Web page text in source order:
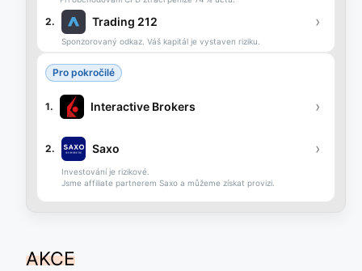
2. Trading 212 ›
Sponzorovaný odkaz. Váš kapitál je vystaven riziku.
Pro pokročilé
1. Interactive Brokers ›
2. Saxo ›
Investování je rizikové.
Jsme affiliate partnerem Saxo a můžeme získat provizi.
AKCE